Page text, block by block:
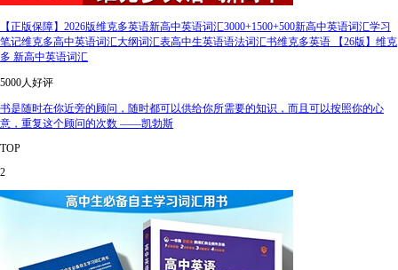
【正版保障】2026版维克多英语新高中英语词汇3000+1500+500新高中英语词汇学习
笔记维克多高中英语词汇大纲词汇表高中生英语语法词汇书维克多英语 【26版】维克
多 新高中英语词汇
5000人好评
书是随时在你近旁的顾问，随时都可以供给你所需要的知识，而且可以按照你的心
意，重复这个顾问的次数 ——凯勃斯
TOP
2